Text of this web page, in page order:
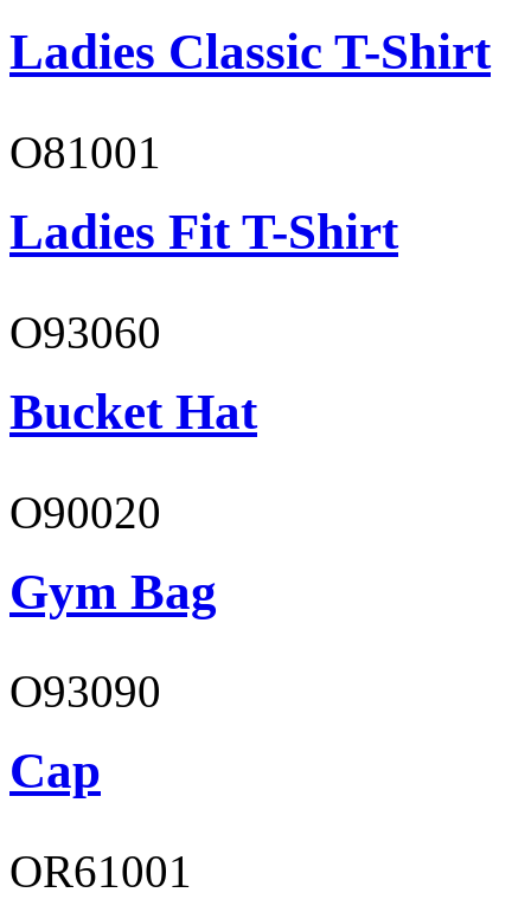
Ladies Classic T-Shirt
O81001
Ladies Fit T-Shirt
O93060
Bucket Hat
O90020
Gym Bag
O93090
Cap
OR61001